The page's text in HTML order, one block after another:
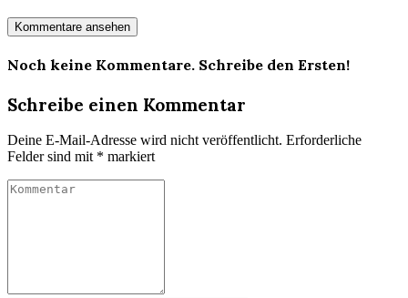
Kommentare ansehen
Noch keine Kommentare. Schreibe den Ersten!
Schreibe einen Kommentar
Deine E-Mail-Adresse wird nicht veröffentlicht. Erforderliche
Felder sind mit * markiert